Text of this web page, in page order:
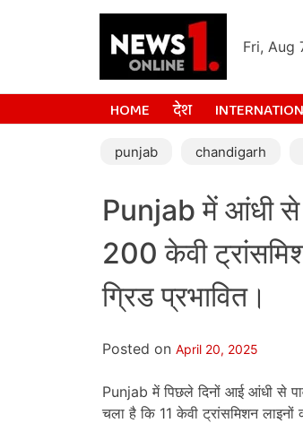
Fri, Aug
HOME देश
punjab chandigarh
Punjab में आंधी से
200 केवी
ग्रिड प्रभावित।
Posted on April 20, 2025
Punjab में पिछले दिनों आई आंधी से
चला है कि 11 केवी ट्रांसमिशन